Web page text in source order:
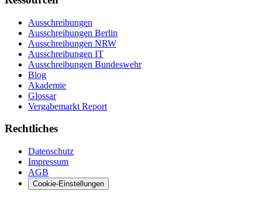
Ausschreibungen
Ausschreibungen Berlin
Ausschreibungen NRW
Ausschreibungen IT
Ausschreibungen Bundeswehr
Blog
Akademie
Glossar
Vergabemarkt Report
Rechtliches
Datenschutz
Impressum
AGB
Cookie-Einstellungen